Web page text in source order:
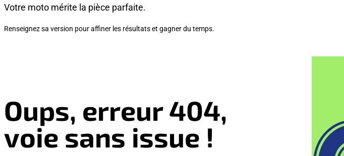
Votre moto mérite la pièce parfaite.
Renseignez sa version pour affiner les résultats et gagner du temps.
Oups, erreur 404,
voie sans issue !